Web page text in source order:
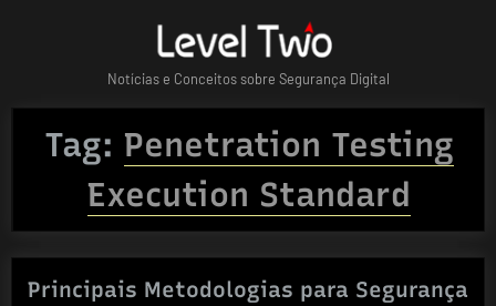
Notícias e Conceitos sobre Segurança Digital
Tag: Penetration Testing
Execution Standard
Principais Metodologias para Segurança